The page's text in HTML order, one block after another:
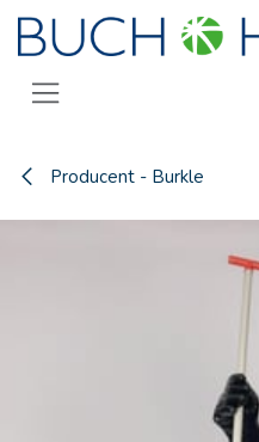
Gå til indhold
Producent - Burkle